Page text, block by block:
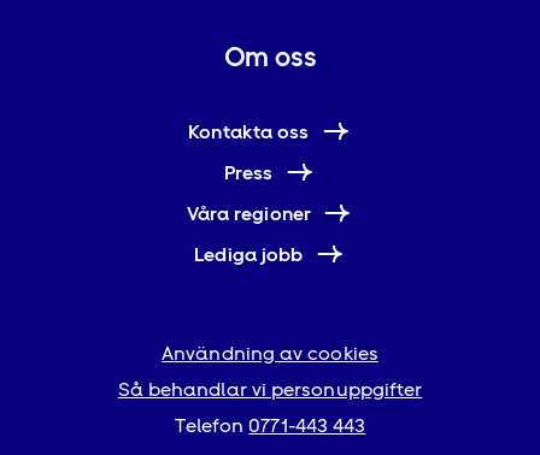
Om oss
Kontakta oss
Press
Våra regioner
Lediga jobb
Användning av cookies
Så behandlar vi personuppgifter
Telefon0771-443 443